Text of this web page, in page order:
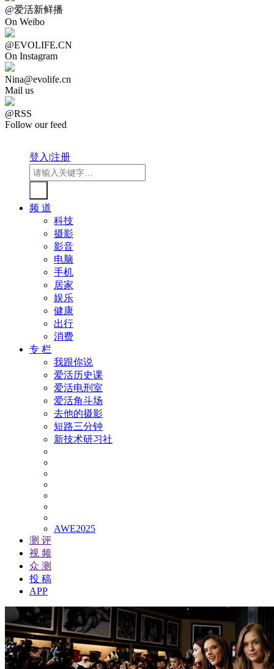
@爱活新鲜播
On Weibo
@EVOLIFE.CN
On Instagram
Nina@evolife.cn
Mail us
@RSS
Follow our feed
登入|注册
频 道
科技
摄影
影音
电脑
手机
居家
娱乐
健康
出行
消费
专 栏
我跟你说
爱活历史课
爱活电刑室
爱活角斗场
去他的摄影
短路三分钟
新技术研习社
AWE2025
测 评
视 频
众 测
投 稿
APP